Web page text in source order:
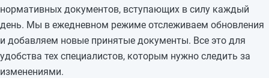
нормативных документов, вступающих в силу каждый
день. Мы в ежедневном режиме отслеживаем обновления
и добавляем новые принятые документы. Все это для
удобства тех специалистов, которым нужно следить за
изменениями.